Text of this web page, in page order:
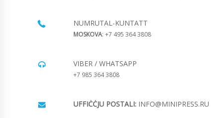
NUMRUTAL-KUNTATT
MOSKOVA: +7 495 364 3808
VIBER / WHATSAPP
+7 985 364 3808
UFFIĊĊJU POSTALI: INFO@MINIPRESS.RU